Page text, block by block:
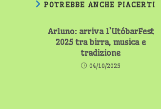
POTREBBE ANCHE PIACERTI
Arluno: arriva l’UtóbarFest
2025 tra birra, musica e
tradizione
04/10/2025